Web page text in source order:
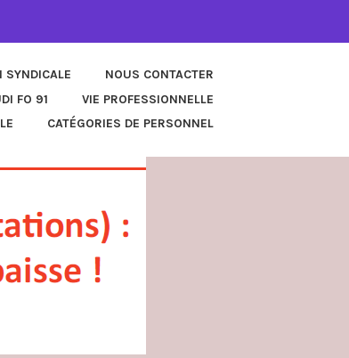
SYNDICALE
NOUS CONTACTER
FO 91
VIE PROFESSIONNELLE
CATÉGORIES DE PERSONNEL